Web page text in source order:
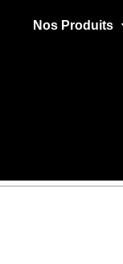
Nos Produits